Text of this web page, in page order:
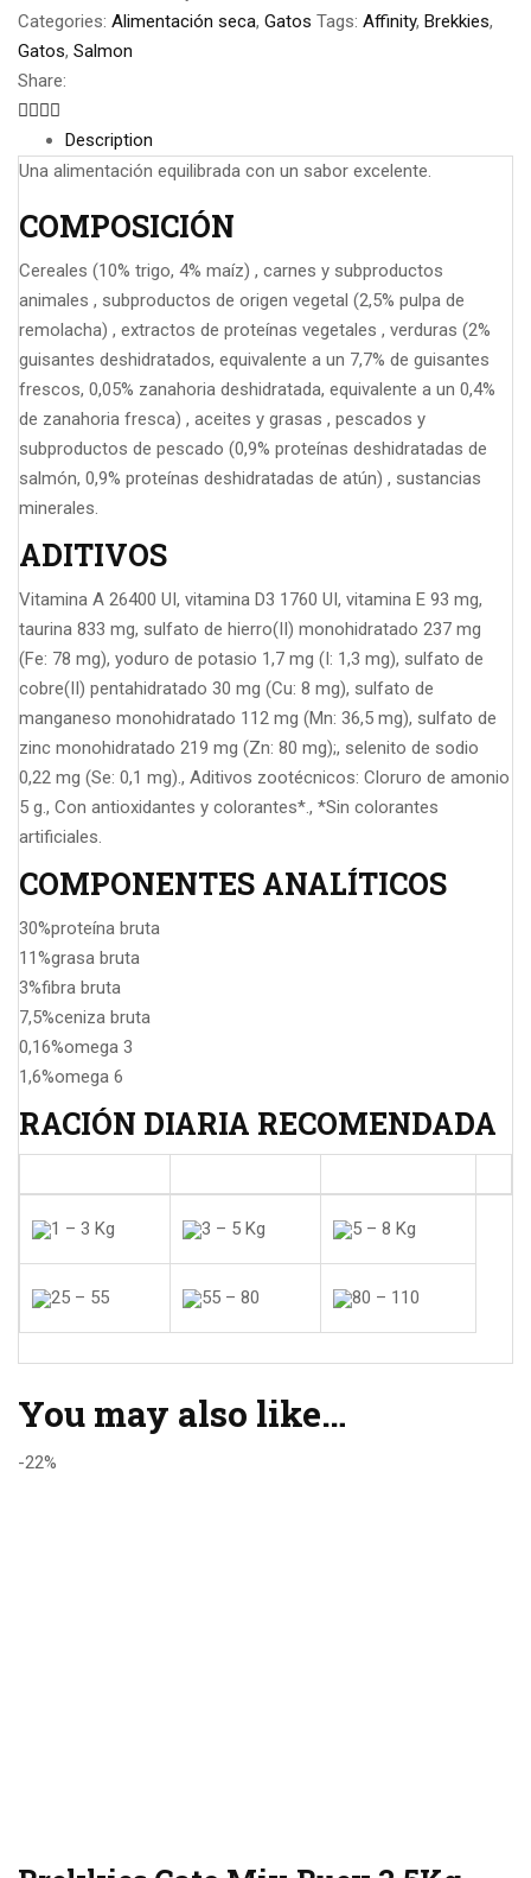
Categories: Alimentación seca, Gatos Tags: Affinity, Brekkies,
Gatos, Salmon
Share:
Description
Una alimentación equilibrada con un sabor excelente.
COMPOSICIÓN
Cereales (10% trigo, 4% maíz) , carnes y subproductos
animales , subproductos de origen vegetal (2,5% pulpa de
remolacha) , extractos de proteínas vegetales , verduras (2%
guisantes deshidratados, equivalente a un 7,7% de guisantes
frescos, 0,05% zanahoria deshidratada, equivalente a un 0,4%
de zanahoria fresca) , aceites y grasas , pescados y
subproductos de pescado (0,9% proteínas deshidratadas de
salmón, 0,9% proteínas deshidratadas de atún) , sustancias
minerales.
ADITIVOS
Vitamina A 26400 UI, vitamina D3 1760 UI, vitamina E 93 mg,
taurina 833 mg, sulfato de hierro(II) monohidratado 237 mg
(Fe: 78 mg), yoduro de potasio 1,7 mg (I: 1,3 mg), sulfato de
cobre(II) pentahidratado 30 mg (Cu: 8 mg), sulfato de
manganeso monohidratado 112 mg (Mn: 36,5 mg), sulfato de
zinc monohidratado 219 mg (Zn: 80 mg);, selenito de sodio
0,22 mg (Se: 0,1 mg)., Aditivos zootécnicos: Cloruro de amonio
5 g., Con antioxidantes y colorantes*., *Sin colorantes
artificiales.
COMPONENTES ANALÍTICOS
30%proteína bruta
11%grasa bruta
3%fibra bruta
7,5%ceniza bruta
0,16%omega 3
1,6%omega 6
RACIÓN DIARIA RECOMENDADA
1 – 3 Kg 3 – 5 Kg 5 – 8 Kg
25 – 55 55 – 80 80 – 110
You may also like…
-22%